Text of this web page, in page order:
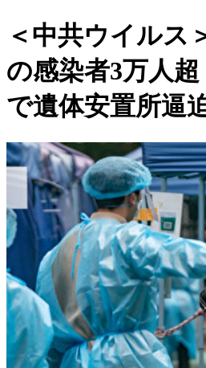
＜中共ウイルス
の感染者3万人
で遺体安置所逼